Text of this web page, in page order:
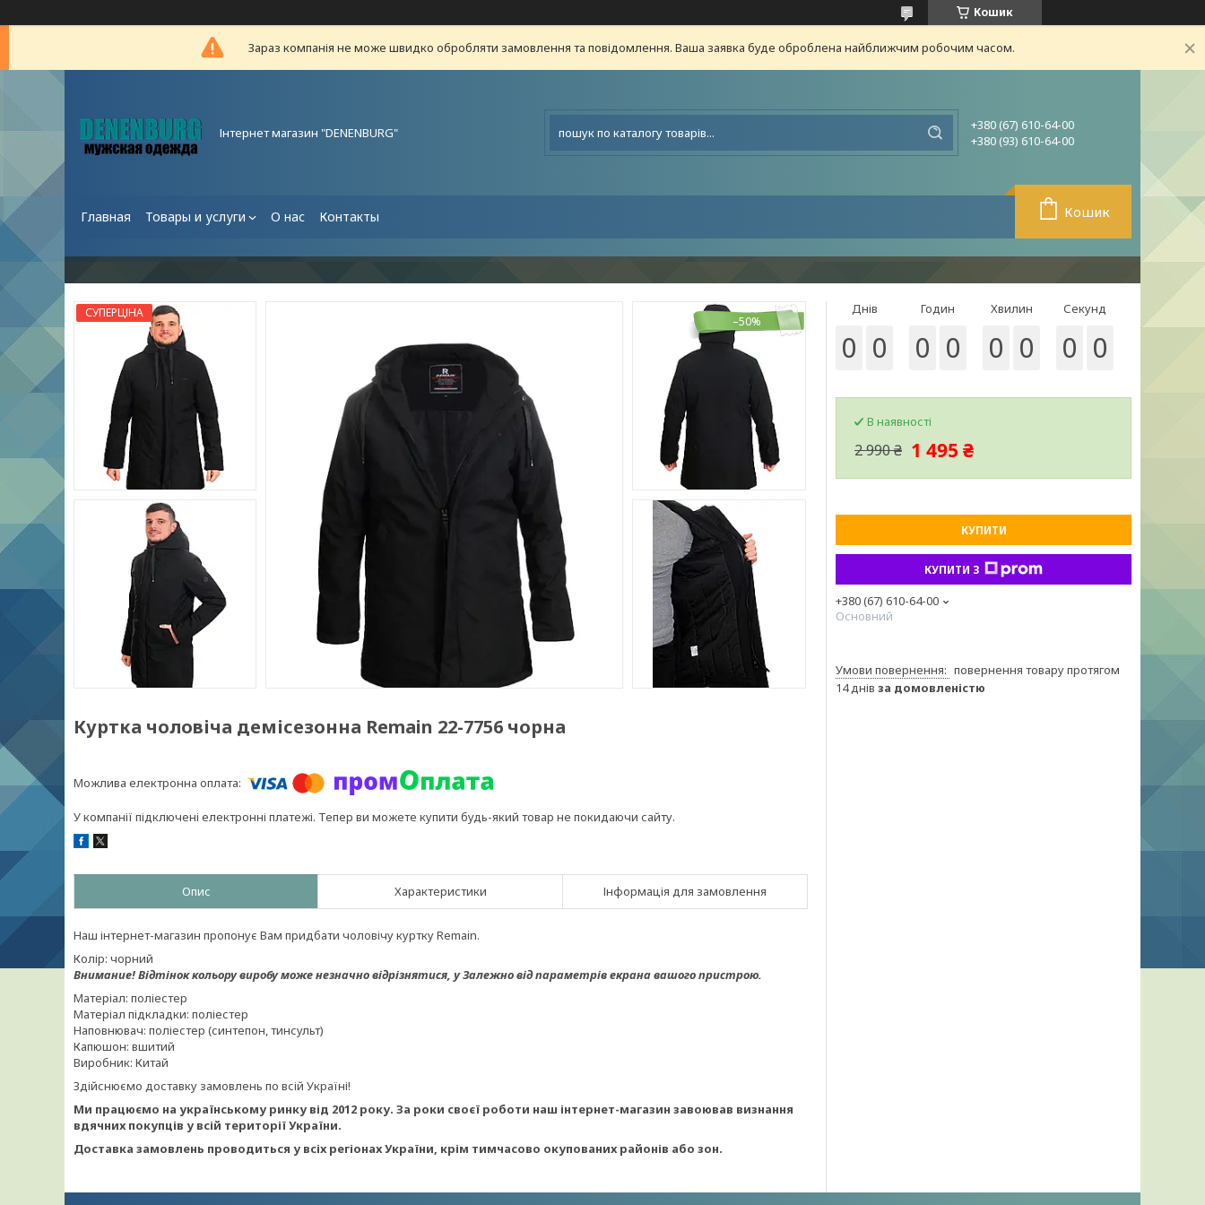
Кошик
Зараз компанія не може швидко обробляти замовлення та повідомлення. Ваша заявка буде оброблена найближчим робочим часом.
Інтернет магазин "DENENBURG"
+380 (67) 610-64-00
+380 (93) 610-64-00
Главная Товары и услуги О нас Контакты Кошик
СУПЕРЦІНА
–50%
Куртка чоловіча демісезонна Remain 22-7756 чорна
У компанії підключені електронні платежі. Тепер ви можете купити будь-який товар не покидаючи сайту.
Опис Характеристики Інформація для замовлення
Наш інтернет-магазин пропонує Вам придбати чоловічу куртку Remain.
Колір: чорний
Внимание!Відтінок кольору виробу може незначно відрізнятися, уЗалежно від параметрів екрана вашого пристрою.
Матеріал: поліестер
Матеріал підкладки: поліестер
Наповнювач: поліестер (синтепон, тинсульт)
Капюшон: вшитий
Виробник: Китай
Здійснюємо доставку замовлень по всій Україні!
Ми працюємо на українському ринку від 2012 року. За роки своєї роботи наш інтернет-магазин завоював визнання
вдячних покупців у всій території України.
Доставка замовлень проводиться у всіх регіонах України, крім тимчасово окупованих районів або зон.
Днів
0 0
Годин
0 0
Хвилин
0 0
Секунд
0 0
В наявності
2 990 ₴ 1 495 ₴
КУПИТИ
КУПИТИ З
+380 (67) 610-64-00
Основний
повернення товару протягом
14 днів за домовленістю